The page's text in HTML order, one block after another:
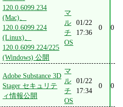
120.0.6099.234
(Mac)、
120.0.6099.224
(Linux)、
120.0.6099.224/225
(Windows) 公開
マ
ル
チ
OS
01/22
17:36
0 0
Adobe Substance 3D
Stager セキュリテ
ィ情報公開
マ
ル
チ
OS
01/22
17:34
0 0